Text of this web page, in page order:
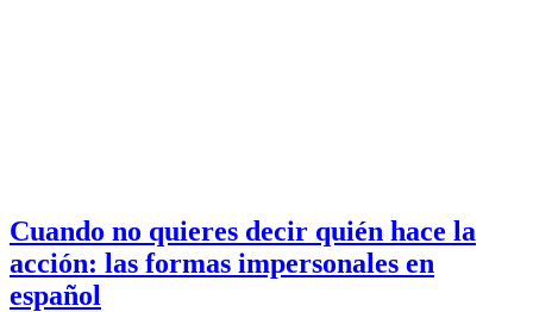
Cuando no quieres decir quién hace la
acción: las formas impersonales en
español